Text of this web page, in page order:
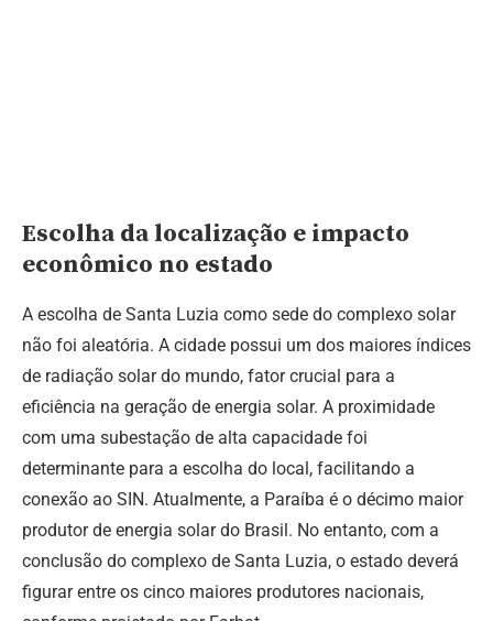
Escolha da localização e impacto
econômico no estado
A escolha de Santa Luzia como sede do complexo solar
não foi aleatória. A cidade possui um dos maiores índices
de radiação solar do mundo, fator crucial para a
eficiência na geração de energia solar. A proximidade
com uma subestação de alta capacidade foi
determinante para a escolha do local, facilitando a
conexão ao SIN. Atualmente, a Paraíba é o décimo maior
produtor de energia solar do Brasil. No entanto, com a
conclusão do complexo de Santa Luzia, o estado deverá
figurar entre os cinco maiores produtores nacionais,